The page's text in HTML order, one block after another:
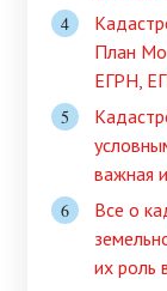
План
ЕГРН,
важная
Все о
их роль